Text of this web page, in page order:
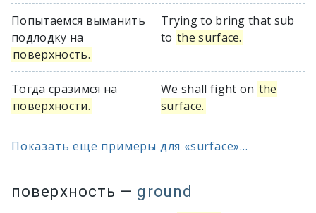
Попытаемся выманить
подлодку на
поверхность.
Trying to bring that sub
to the surface.
Тогда сразимся на
поверхности.
We shall fight on the
surface.
Показать ещё примеры для «surface»...
поверхность — ground